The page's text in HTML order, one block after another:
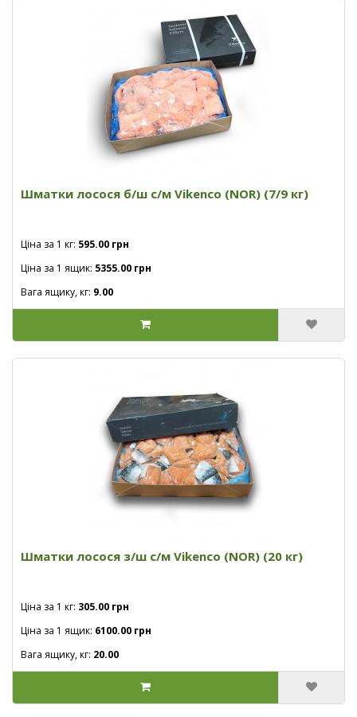
Шматки лосося б/ш с/м Vikenco (NOR) (7/9 кг)
Ціна за 1 кг: 595.00 грн
Ціна за 1 ящик: 5355.00 грн
Вага ящику, кг: 9.00
Шматки лосося з/ш с/м Vikenco (NOR) (20 кг)
Ціна за 1 кг: 305.00 грн
Ціна за 1 ящик: 6100.00 грн
Вага ящику, кг: 20.00